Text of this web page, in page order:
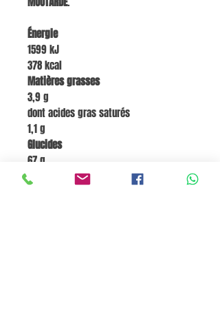
Énergie
1599 kJ
378 kcal
Matières grasses
3,9 g
dont acides gras saturés
1,1 g
Glucides
67 g
dont sucres